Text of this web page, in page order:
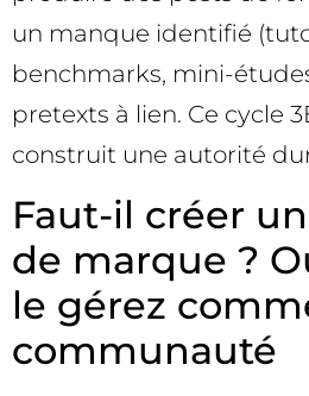
un manque identifié
benchmarks, mini-
pretexts à lien. Ce cycle
construit une autorité
Faut-il créer
de marque ?
le gérez
communauté